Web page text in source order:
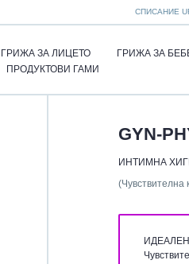
СПИСАНИЕ
ГРИЖА ЗА ЛИЦЕТО ГРИЖА ЗА
ПРОДУКТОВИ ГАМИ
GYN-
ИНТИМНА
(Чувствителна